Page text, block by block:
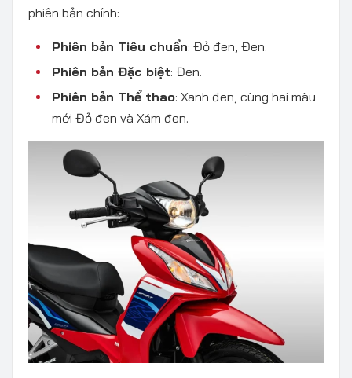
phiên bản chính:
Phiên bản Tiêu chuẩn: Đỏ đen, Đen.
Phiên bản Đặc biệt: Đen.
Phiên bản Thể thao: Xanh đen, cùng hai màu
mới Đỏ đen và Xám đen.